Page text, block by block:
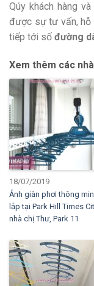
Qúy khách hàng
được sự tư vấn, hỗ
tiếp tới số đường
Xem thêm các
18/07/2019
Ảnh giàn phơi thông
lắp tại Park Hill Times
nhà chị Thư, Park 11